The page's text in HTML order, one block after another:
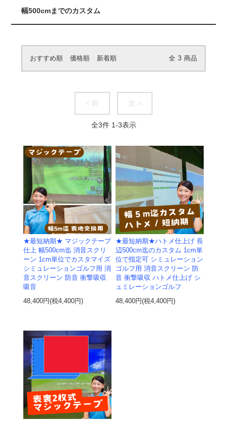
幅500cmまでのカスタム
おすすめ順 価格順 新着順 全 3 商品
< 前 次 >
全3件 1-3表示
★最短納期★ マジックテープ
仕上 幅500cm迄 消音スクリ
ーン 1cm単位でカスタマイズ
シミュレーションゴルフ用 消
音スクリーン 防音 衝撃吸収
吸音
48,400円(税4,400円)
★最短納期★ハトメ仕上げ 長
辺500cm迄のカスタム 1cm単
位で指定可 シミュレーション
ゴルフ用 消音スクリーン 防
音 衝撃吸収 ハトメ仕上げ シ
ュミレーションゴルフ
48,400円(税4,400円)